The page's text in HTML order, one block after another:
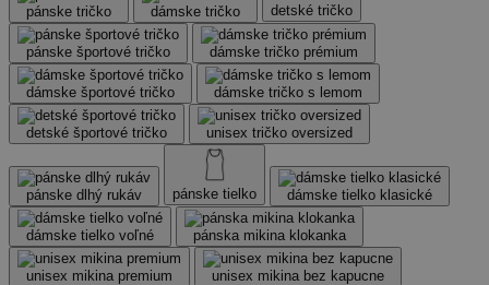
pánske tričko dámske tričko detské tričko
pánske športové tričko dámske tričko prémium
dámske športové tričko dámske tričko s lemom
detské športové tričko unisex tričko oversized
pánske dlhý rukáv pánske tielko dámske tielko klasické
dámske tielko voľné pánska mikina klokanka
unisex mikina premium unisex mikina bez kapucne